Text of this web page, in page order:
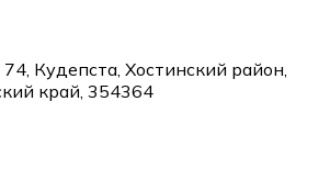
Кудепста, Хостинский район,
край, 354364